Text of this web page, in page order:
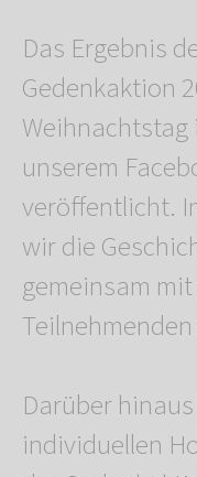
Das Ergebnis
Gedenkaktion
Weihnachtstag
unserem
veröffentlicht.
wir die
gemeinsam
Darüber
individuellen